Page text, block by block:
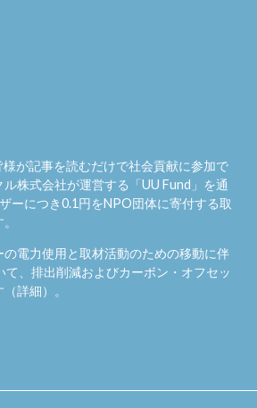
が記事を読むだけで社会貢献に参加で
株式会社が運営する「UU Fund 」を通
ーにつき0.1円をNPO団体に寄付する取
電力使用と取材活動のための移動に伴
て、排出削減およびカーボン・オフセッ
（詳細）。